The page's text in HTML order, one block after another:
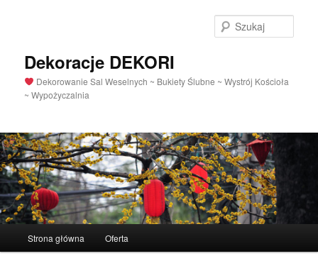
Dekoracje DEKORI
Dekorowanie Sal Weselnych ~ Bukiety Ślubne ~ Wystrój Kościoła
~ Wypożyczalnia
główne
Przeskocz
Przeskocz
Strona główna Oferta